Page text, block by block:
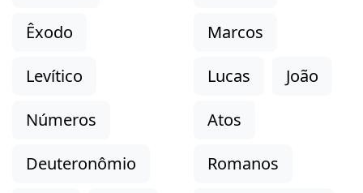
Êxodo
Levítico
Números
Deuteronômio
Marcos
Lucas
João
Atos
Romanos